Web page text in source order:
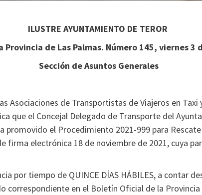
ILUSTRE AYUNTAMIENTO DE TEROR
de Las Palmas. Número 145, viernes 3
Sección de Asuntos Generales
Asociaciones de Transportistas de Viajeros en Taxi
que el Concejal Delegado de Transporte del
promovido el Procedimiento 2021-999 para
firma electrónica 18 de noviembre de 2021, cuya
por tiempo de QUINCE DÍAS HÁBILES, a contar
correspondiente en el Boletín Oficial de la Provincia